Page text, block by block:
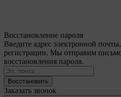
Восстановление пароля
Введите адрес электронной
регистрации. Мы отправим
восстановления пароля.
Восстановить
Заказать звонок